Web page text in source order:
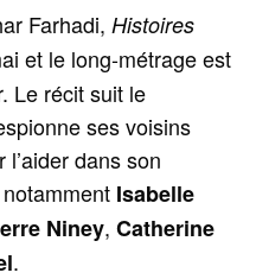
Farhadi, Histoires
et le long-métrage est
Le récit suit le
ses voisins
l’aider dans son
Isabelle
Niney,Catherine
.